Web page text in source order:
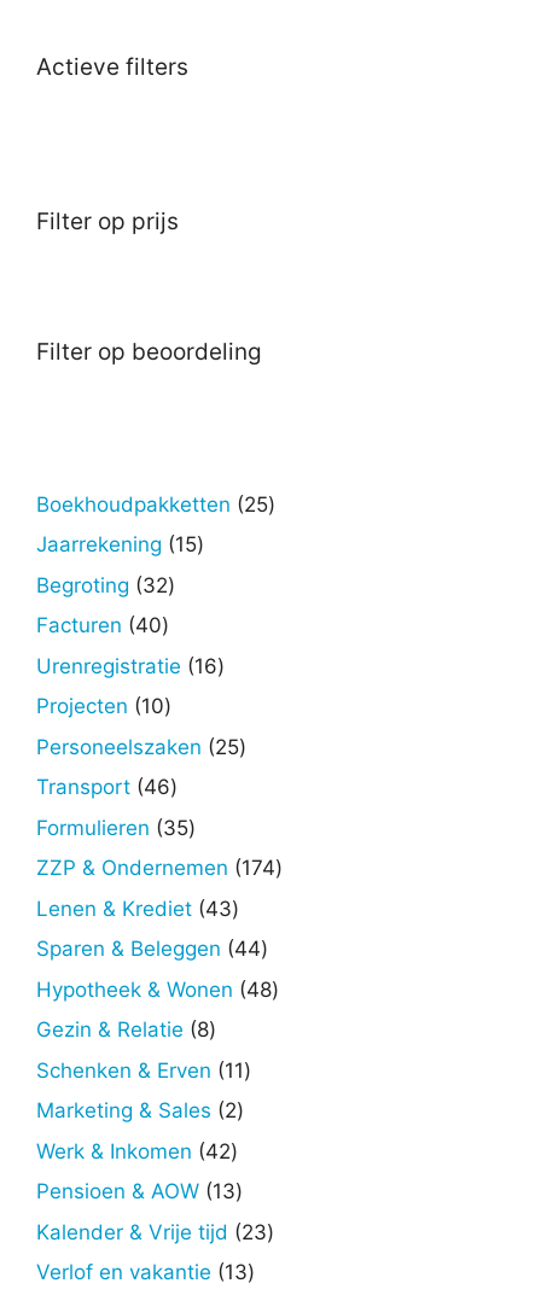
Actieve filters
Filter op prijs
Filter op beoordeling
Boekhoudpakketten 2525
Jaarrekening 1515
Begroting 3232
Facturen 4040
producten
Urenregistratie 1616
Projecten 1010
producten
Personeelszaken 2525
Transport 4646
producten
Formulieren 3535
producten
ZZP & Ondernemen 174174
Lenen & Krediet 4343
producten
Sparen & Beleggen 4444
producten
Hypotheek & Wonen 4848
Gezin & Relatie 88
producten
Schenken & Erven 1111
Marketing & Sales 22
Werk & Inkomen 4242
producten
Pensioen & AOW 1313
producten
Kalender & Vrije tijd 2323
Verlof en vakantie 1313